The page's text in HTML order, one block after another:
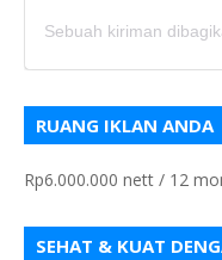
RUANG IKLAN ANDA
Rp6.000.000 nett / 12
SEHAT & KUAT